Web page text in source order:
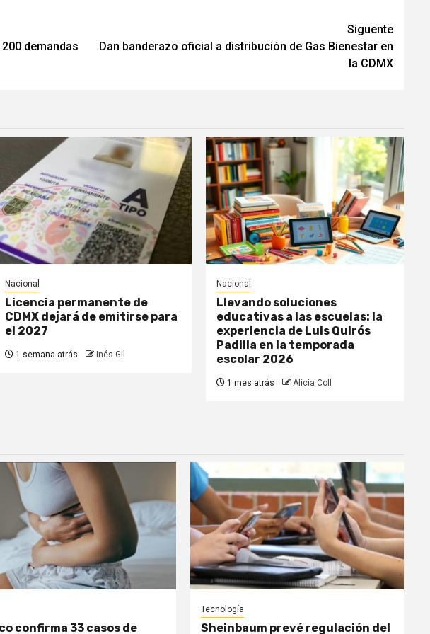
demandas
Siguente
Dan banderazo oficial a distribución de Gas Bienestar en
la CDMX
Nacional
Licencia permanente de
CDMX dejará de emitirse para
el 2027
1 semana atrás Inés Gil
Nacional
Llevando soluciones
educativas a las escuelas: la
experiencia de Luis Quirós
Padilla en la temporada
escolar 2026
1 mes atrás Alicia Coll
confirma 33 casos de
Tecnología
Sheinbaum prevé regulación del